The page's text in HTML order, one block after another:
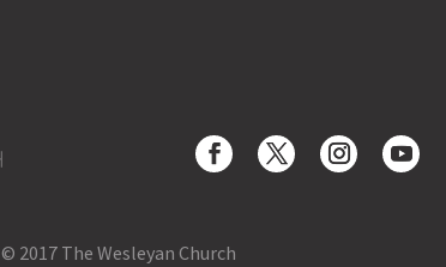
© 2017 The Wesleyan Church